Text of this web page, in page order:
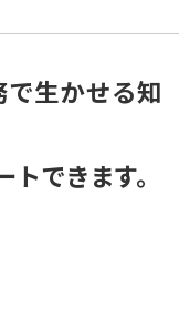
生かせる知
できます。